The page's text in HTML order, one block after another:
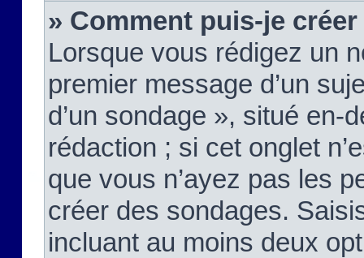
» Comment puis-je
Lorsque vous rédigez un
premier message d’un
d’un sondage », situé en-
rédaction ; si cet onglet
que vous n’ayez pas les
créer des sondages.
incluant au moins deux